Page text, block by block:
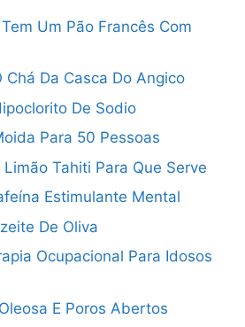
Um Pão Francês Com
Chá Da Casca Do Angico
De Sodio
Para 50 Pessoas
Tahiti Para Que Serve
Estimulante Mental
De Oliva
Ocupacional Para Idosos
E Poros Abertos